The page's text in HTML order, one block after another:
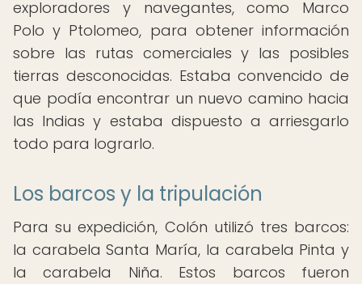
exploradores y navegantes, como Marco
Polo y Ptolomeo, para obtener información
sobre las rutas comerciales y las posibles
tierras desconocidas. Estaba convencido de
que podía encontrar un nuevo camino hacia
las Indias y estaba dispuesto a arriesgarlo
todo para lograrlo.
Los barcos y la tripulación
Para su expedición, Colón utilizó tres barcos:
la carabela Santa María, la carabela Pinta y
la carabela Niña. Estos barcos fueron